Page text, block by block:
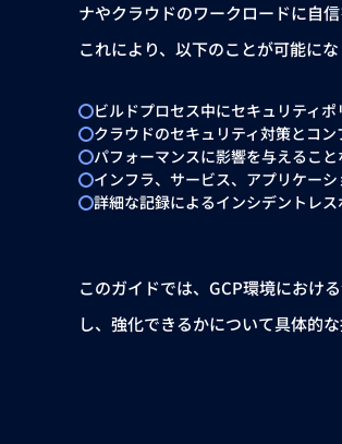
ナやクラウドのワークロードに自
これにより、以下のことが可能にな
ビルドプロセス中にセキュリティ
クラウドのセキュリティ対策とコ
パフォーマンスに影響を与えるこ
インフラ、サービス、アプリケー
詳細な記録によるインシデントレ
このガイドでは、GCP環境におけ
し、強化できるかについて具体的な